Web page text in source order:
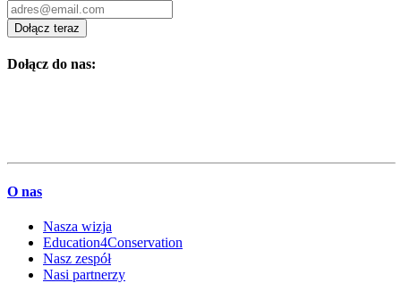
Dołącz teraz
Dołącz do nas:
O nas
Nasza wizja
Education4Conservation
Nasz zespół
Nasi partnerzy